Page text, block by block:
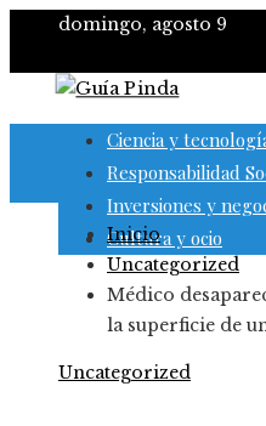
domingo, agosto 9
Ciencia y
Responsabilidad
Inversiones y
Cultura y ocio
Inicio
Uncategorized
Médico
la superficie de
Uncategorized